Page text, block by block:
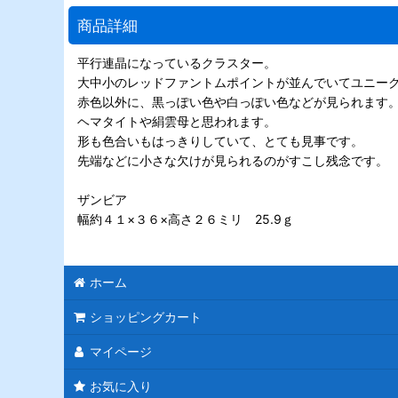
商品詳細
平行連晶になっているクラスター。
大中小のレッドファントムポイントが並んでいてユニーク
赤色以外に、黒っぽい色や白っぽい色などが見られます。
ヘマタイトや絹雲母と思われます。
形も色合いもはっきりしていて、とても見事です。
先端などに小さな欠けが見られるのがすこし残念です。
ザンビア
幅約４１×３６×高さ２６ミリ 25.9ｇ
ホーム
ショッピングカート
マイページ
お気に入り